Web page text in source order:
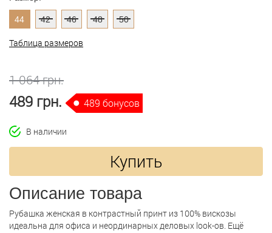
44 42 46 48 50
Таблица размеров
1 064 грн.
489 грн. 489 бонусов
В наличии
Купить
Описание товара
Рубашка женская в контрастный принт из 100% вискозы
идеальна для офиса и неординарных деловых look-ов. Ещё